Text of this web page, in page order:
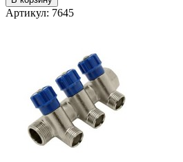
Артикул: 7645